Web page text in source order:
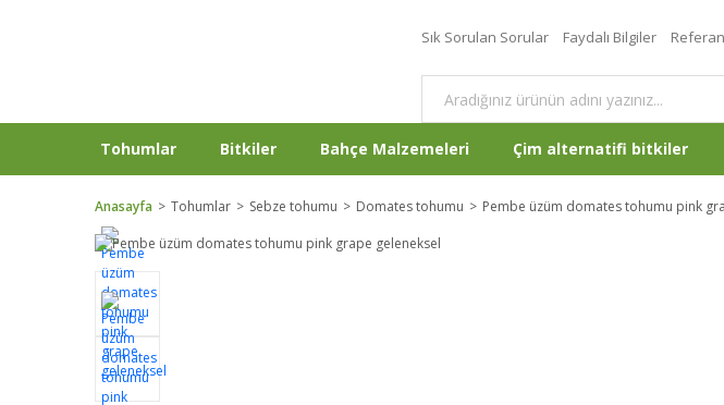
Sık Sorulan Sorular Faydalı Bilgiler
Tohumlar Bitkiler Bahçe Malzemeleri Çim alternatifi bitkiler
Anasayfa Tohumlar Sebze tohumu Domates tohumu Pembe üzüm domates tohumu pink